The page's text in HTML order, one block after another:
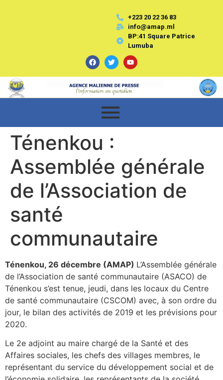
+223 20 22 36 83
info@amap.ml
BP:41 Square Patrice
Lumuba
Ténenkou :
Assemblée générale
de l’Association de
santé
communautaire
Ténenkou, 26 décembre (AMAP) L’Assemblée générale
de l’Association de santé communautaire (ASACO) de
Ténenkou s’est tenue, jeudi, dans les locaux du Centre
de santé communautaire (CSCOM) avec, à son ordre du
jour, le bilan des activités de 2019 et les prévisions pour
2020.
Le 2e adjoint au maire chargé de la Santé et des
Affaires sociales, les chefs des villages membres, le
représentant du service du développement social et de